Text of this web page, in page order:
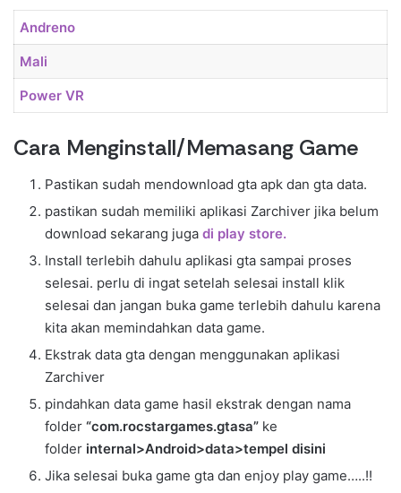
Andreno
Mali
Power VR
Cara Menginstall/Memasang Game
Pastikan sudah mendownload gta apk dan gta data.
pastikan sudah memiliki aplikasi Zarchiver jika belum
download sekarang juga di play store.
Install terlebih dahulu aplikasi gta sampai proses
selesai. perlu di ingat setelah selesai install klik
selesai dan jangan buka game terlebih dahulu karena
kita akan memindahkan data game.
Ekstrak data gta dengan menggunakan aplikasi
Zarchiver
pindahkan data game hasil ekstrak dengan nama
folder “com.rocstargames.gtasa” ke
folder internal>Android>data>tempel disini
Jika selesai buka game gta dan enjoy play game…..!!